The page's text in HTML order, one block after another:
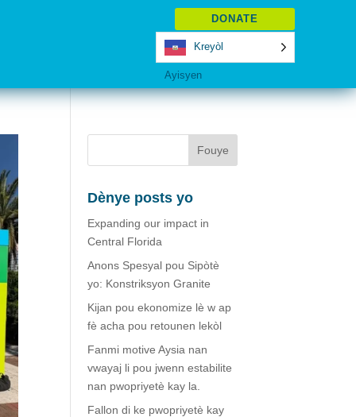
DONATE
Kreyòl
Ayisyen
Dènye posts yo
Expanding our impact in
Central Florida
Anons Spesyal pou Sipòtè
yo: Konstriksyon Granite
Kijan pou ekonomize lè w ap
fè acha pou retounen lekòl
Fanmi motive Aysia nan
vwayaj li pou jwenn estabilite
nan pwopriyetè kay la.
Fallon di ke pwopriyetè kay